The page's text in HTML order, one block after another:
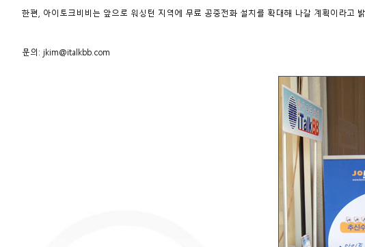
한편, 아이토크비비는 앞으로 워싱턴 지역에 무료 공중전화 설치를 확대해 나갈 계획이라고
문의: jkim@italkbb.com